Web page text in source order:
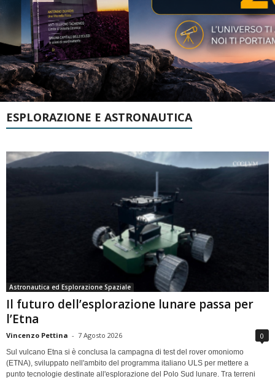
ESPLORAZIONE E ASTRONAUTICA
Astronautica ed Esplorazione Spaziale
Il futuro dell’esplorazione lunare passa per
l’Etna
Vincenzo Pettina - 7 Agosto 2026 0
Sul vulcano Etna si è conclusa la campagna di test del rover omoniomo
(ETNA), sviluppato nell'ambito del programma italiano ULS per mettere a
punto tecnologie destinate all'esplorazione del Polo Sud lunare. Tra terreni